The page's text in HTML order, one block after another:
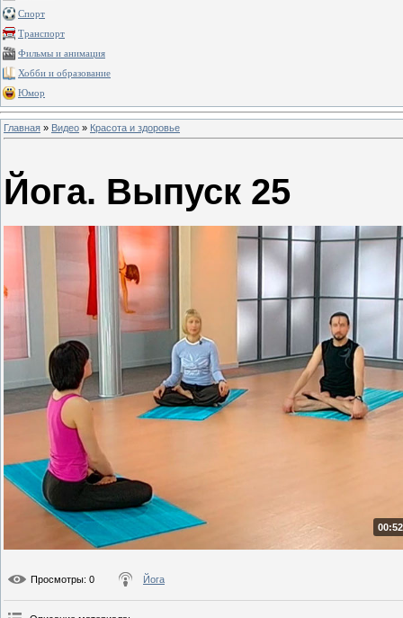
Спорт
Транспорт
Фильмы и анимация
Хобби и образование
Юмор
Главная » Видео » Красота и здоровье
Йога. Выпуск 25
Просмотры: 0 Йога